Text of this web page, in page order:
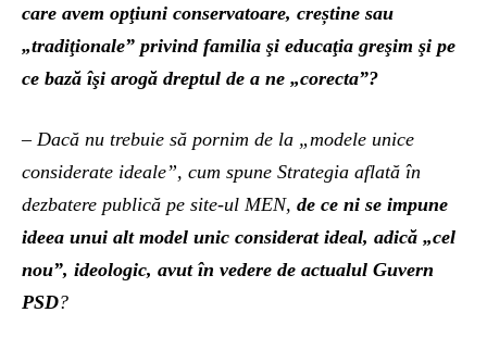
care avem opţiuni conservatoare, creștine sau
„tradiţionale” privind familia şi educaţia greşim şi pe
ce bază îşi arogă dreptul de a ne „corecta”?
– Dacă nu trebuie să pornim de la „modele unice
considerate ideale”, cum spune Strategia aflată în
dezbatere publică pe site-ul MEN, de ce ni se impune
ideea unui alt model unic considerat ideal, adică „cel
nou”, ideologic, avut în vedere de actualul Guvern
PSD?